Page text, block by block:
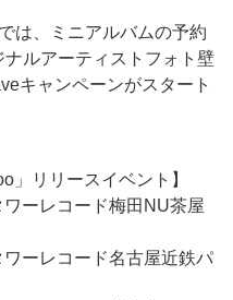
は、ミニアルバムの予約
ルアーティストフォト壁
キャンペーンがスタート
」リリースイベント】
ーレコード梅田NU茶屋
ーレコード名古屋近鉄パ